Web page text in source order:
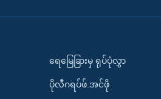
ရေမြေခြားမှ ရုပ်ပုံလွှာ
ပိုလီဂရပ်ဖ်.အင်ဖို